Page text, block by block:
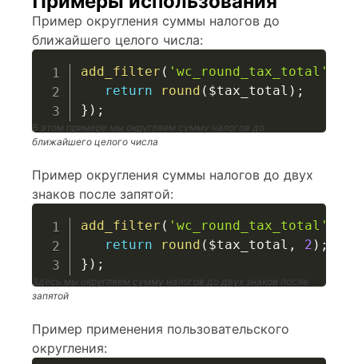
Пример округления суммы налогов до
ближайшего целого числа:
add_filter ( 'wc_round_tax_total'
return
round ( $tax_total ) ;
} ) ;
В этом примере мы округляем сумму налогов до
ближайшего целого числа
Пример округления суммы налогов до двух
знаков после запятой:
add_filter ( 'wc_round_tax_total'
return
round ( $tax_total , 2 ) ;
} ) ;
Здесь мы округляем сумму налогов до двух знаков после
запятой
Пример применения пользовательского
округления: